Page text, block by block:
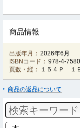
商品情報
出版年月： 2026年6月
ISBNコード： 978-4-
頁数・縦：
１５４Ｐ １
商品の返品について